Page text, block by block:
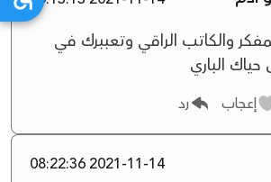
والكاتب الراقي وتعببرك في
الباري
إعجاب رد
2021-11-14 08:22:36